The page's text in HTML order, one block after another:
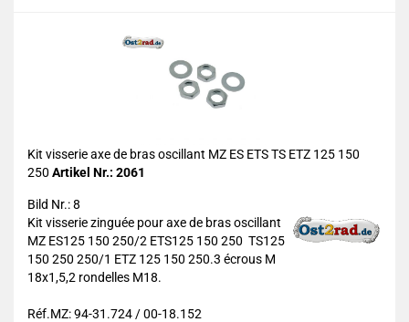
Kit visserie axe de bras oscillant MZ ES ETS TS ETZ 125 150
250 Artikel Nr.: 2061
Bild Nr.: 8
Kit visserie zinguée pour axe de bras oscillant
MZ ES125 150 250/2 ETS125 150 250 TS125
150 250 250/1 ETZ 125 150 250.3 écrous M
18x1,5,2 rondelles M18.
Réf.MZ: 94-31.724 / 00-18.152